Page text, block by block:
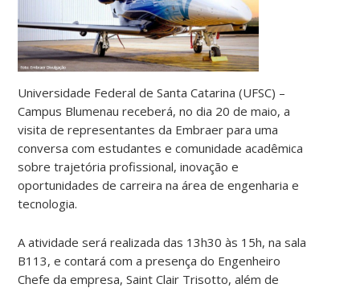
Universidade Federal de Santa Catarina (UFSC) –
Campus Blumenau receberá, no dia 20 de maio, a
visita de representantes da Embraer para uma
conversa com estudantes e comunidade acadêmica
sobre trajetória profissional, inovação e
oportunidades de carreira na área de engenharia e
tecnologia.
A atividade será realizada das 13h30 às 15h, na sala
B113, e contará com a presença do Engenheiro
Chefe da empresa,Saint Clair Trisotto, além de